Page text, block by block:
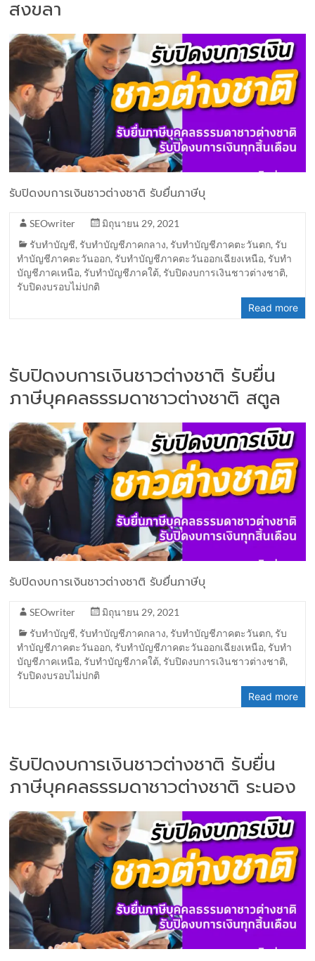
สงขลา
รับปิดงบการเงินชาวต่างชาติ รับยื่นภาษีบุ
SEOwriter
มิถุนายน 29, 2021
รับทำบัญชี, รับทำบัญชีภาคกลาง, รับทำบัญชีภาคตะวันตก, รับ
ทำบัญชีภาคตะวันออก, รับทำบัญชีภาคตะวันออกเฉียงเหนือ, รับทำ
บัญชีภาคเหนือ, รับทำบัญชีภาคใต้, รับปิดงบการเงินชาวต่างชาติ,
รับปิดงบรอบไม่ปกติ
Read more
รับปิดงบการเงินชาวต่างชาติ รับยื่น
ภาษีบุคคลธรรมดาชาวต่างชาติ สตูล
รับปิดงบการเงินชาวต่างชาติ รับยื่นภาษีบุ
SEOwriter
มิถุนายน 29, 2021
รับทำบัญชี, รับทำบัญชีภาคกลาง, รับทำบัญชีภาคตะวันตก, รับ
ทำบัญชีภาคตะวันออก, รับทำบัญชีภาคตะวันออกเฉียงเหนือ, รับทำ
บัญชีภาคเหนือ, รับทำบัญชีภาคใต้, รับปิดงบการเงินชาวต่างชาติ,
รับปิดงบรอบไม่ปกติ
Read more
รับปิดงบการเงินชาวต่างชาติ รับยื่น
ภาษีบุคคลธรรมดาชาวต่างชาติ ระนอง